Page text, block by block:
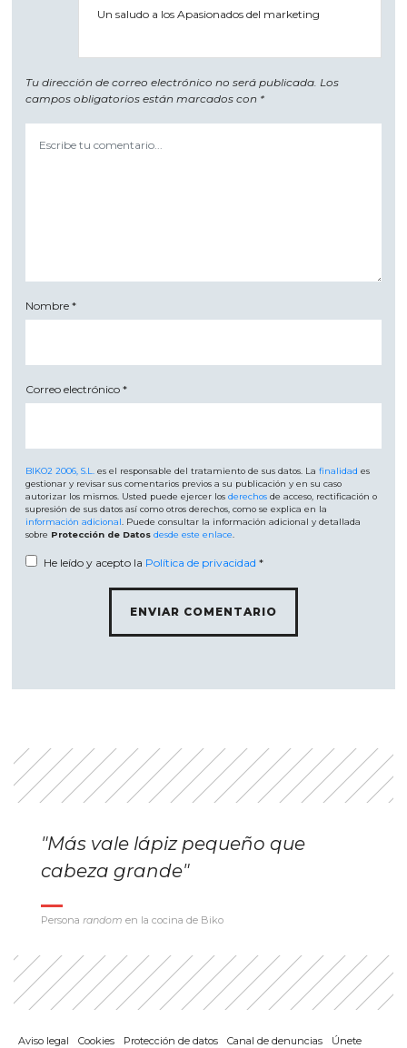
Un saludo a los Apasionados del marketing
Tu dirección de correo electrónico no será publicada. Los
campos obligatorios están marcados con *
Nombre*
Correo electrónico*
BIKO2 2006, S.L. es el responsable del tratamiento de sus datos. Lafinalidad es
gestionar y revisar sus comentarios previos a su publicación y en su caso
autorizar los mismos. Usted puede ejercer losderechos de acceso, rectificación o
supresión de sus datos así como otros derechos, como se explica en la
información adicional. Puede consultar la información adicional y detallada
sobre Protección de Datos desde este enlace.
He leído y acepto la Política de privacidad *
"Más vale lápiz pequeño que
cabeza grande"
Persona random en la cocina de Biko
Aviso legal Cookies Protección de datos Canal de denuncias Únete